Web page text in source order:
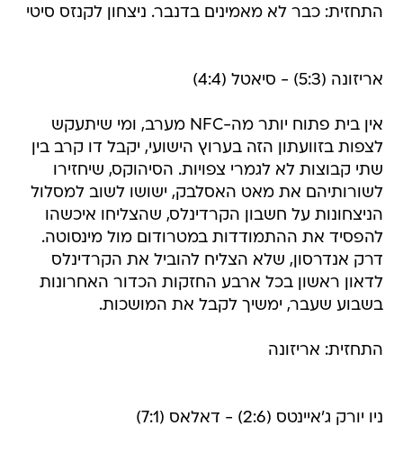
התחזית: כבר לא מאמינים בדנבר. ניצחון לקנזס סיטי
אריזונה (5:3) - סיאטל (4:4)
אין בית פתוח יותר מה-NFC מערב, ומי שיתעקש
לצפות בזוועתון הזה בערוץ הישועי, יקבל דו קרב בין
שתי קבוצות לא לגמרי צפויות. הסיהוקס, שיחזירו
לשורותיהם את מאט האסלבק, ישושו לשוב למסלול
הניצחונות על חשבון הקרדינלס, שהצליחו איכשהו
להפסיד את ההתמודדות במטרודום מול מינסוטה.
דרק אנדרסון, שלא הצליח להוביל את הקרדינלס
לדאון ראשון בכל ארבע החזקות הכדור האחרונות
בשבוע שעבר, ימשיך לקבל את המושכות.
התחזית: אריזונה
ניו יורק ג'איינטס (2:6) - דאלאס (7:1)